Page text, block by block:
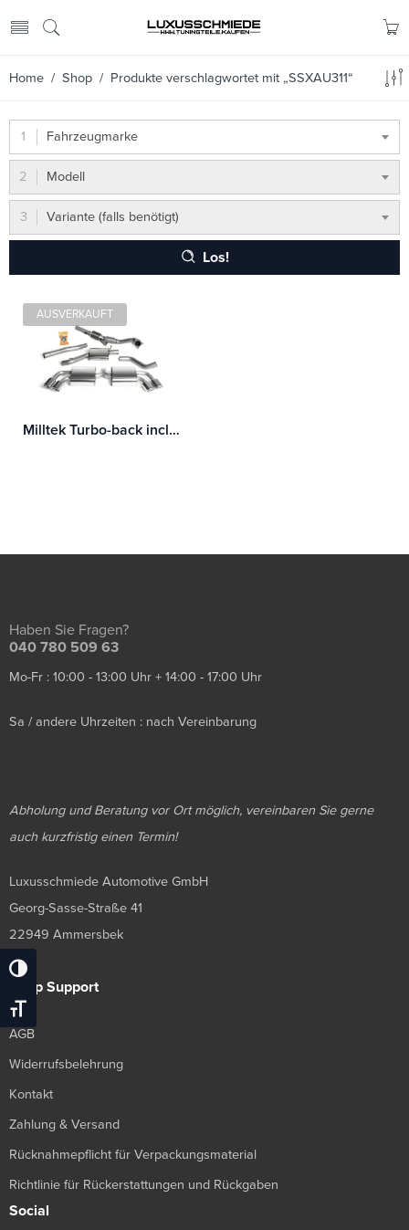
Umschalten Auf Hohe Kontraste
Schrift Vergrößern
Home / Shop / Produkte verschlagwortet mit „SSXAU311“
Fahrzeugmarke
Modell
Variante (falls benötigt)
Los!
AUSVERKAUFT
Milltek Turbo-back including Hi-Flow Sports Cat Audi TT Mk2 TTS quattro
Haben Sie Fragen?
040 780 509 63
Mo-Fr : 10:00 - 13:00 Uhr + 14:00 - 17:00 Uhr
Sa / andere Uhrzeiten : nach Vereinbarung
Abholung und Beratung vor Ort möglich, vereinbaren Sie gerne
auch kurzfristig einen Termin!
Luxusschmiede Automotive GmbH
Georg-Sasse-Straße 41
22949 Ammersbek
Shop Support
AGB
Widerrufsbelehrung
Kontakt
Zahlung & Versand
Rücknahmepflicht für Verpackungsmaterial
Richtlinie für Rückerstattungen und Rückgaben
Social